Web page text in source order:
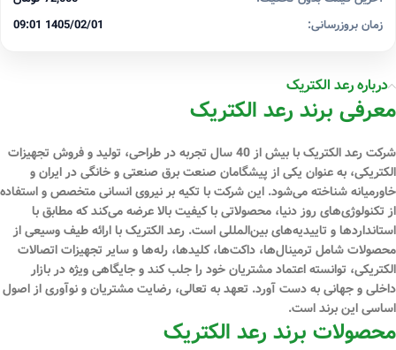
زمان بروزرسانی:
1405/02/01 09:01
درباره رعد الکتریک
معرفی برند رعد الکتریک
شرکت رعد الکتریک با بیش از 40 سال تجربه در طراحی، تولید و فروش تجهیزات
الکتریکی، به عنوان یکی از پیشگامان صنعت برق صنعتی و خانگی در ایران و
خاورمیانه شناخته می‌شود. این شرکت با تکیه بر نیروی انسانی متخصص و استفاده
از تکنولوژی‌های روز دنیا، محصولاتی با کیفیت بالا عرضه می‌کند که مطابق با
استانداردها و تاییدیه‌های بین‌المللی است. رعد الکتریک با ارائه طیف وسیعی از
محصولات شامل ترمینال‌ها، داکت‌ها، کلیدها، رله‌ها و سایر تجهیزات اتصالات
الکتریکی، توانسته اعتماد مشتریان خود را جلب کند و جایگاهی ویژه در بازار
داخلی و جهانی به دست آورد. تعهد به تعالی، رضایت مشتریان و نوآوری از اصول
اساسی این برند است.
محصولات برند رعد الکتریک